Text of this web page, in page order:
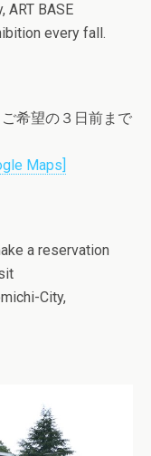
ART BASE
every fall.
希望の３日前まで
Maps]
a reservation
City,